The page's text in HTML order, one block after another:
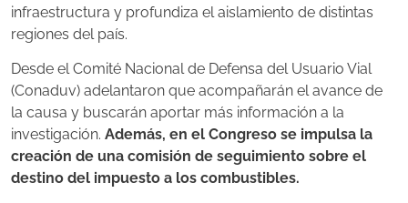
infraestructura y profundiza el aislamiento de distintas
regiones del país.
Desde el Comité Nacional de Defensa del Usuario Vial
(Conaduv) adelantaron que acompañarán el avance de
la causa y buscarán aportar más información a la
investigación. Además, en el Congreso se impulsa la
creación de una comisión de seguimiento sobre el
destino del impuesto a los combustibles.